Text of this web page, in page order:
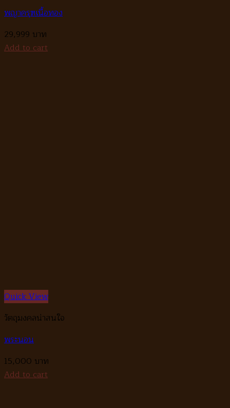
พญาครุฑเนื้อทอง
29,999
Add to cart
Quick View
วัตถุมงคลน่าสนใจ
พระนอน
15,000
Add to cart